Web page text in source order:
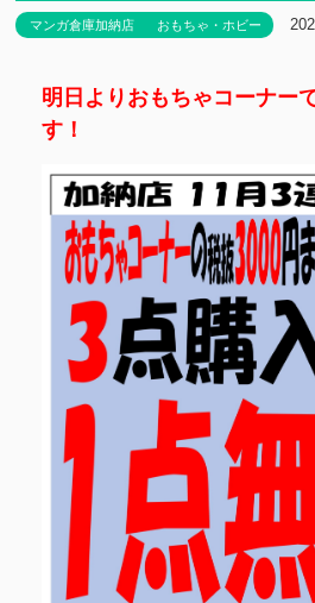
マンガ倉庫加納店 おもちゃ・ホビー
明日よりおもちゃコーナー
す！